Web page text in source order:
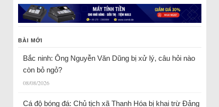
BÀI MỚI
Bắc ninh: Ông Nguyễn Văn Dũng bị xử lý, câu hỏi nào
còn bỏ ngỏ?
08/08/2026
Cá độ bóng đá: Chủ tịch xã Thanh Hóa bị khai trừ Đảng